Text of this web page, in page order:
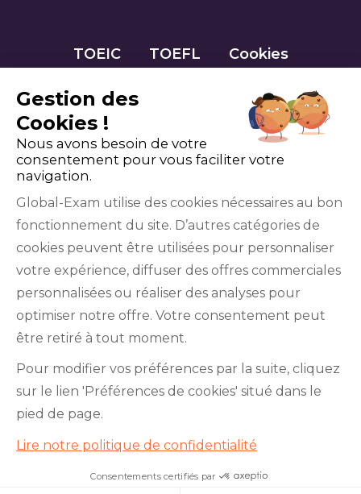
Je teste mon niveau en 10
TOEIC TOEFL Cookies
YouTube
institutions qui gèrent les examens officiels du
BRIGHT English, de l’IELTS, du TOEFL ITP®, des
Cambridge B2 First et C1 Advanced, du TOEIC
Bridge™, du HSK®, du BRIGHT Español, du DELE,
Gestion des
Cookies !
Nous avons besoin de votre
consentement pour vous faciliter votre
navigation.
Global-Exam utilise des cookies nécessaires au bon
fonctionnement du site. D’autres catégories de
cookies peuvent être utilisées pour personnaliser
votre expérience, diffuser des offres commerciales
personnalisées ou réaliser des analyses pour
optimiser notre offre. Votre consentement peut
être retiré à tout moment.
Pour modifier vos préférences par la suite, cliquez
sur le lien 'Préférences de cookies' situé dans le
pied de page.
Lire notre politique de confidentialité
Consentements certifiés par